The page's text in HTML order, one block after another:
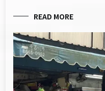
READ MORE